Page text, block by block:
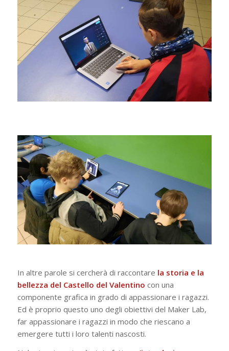
In altre parole si cercherà di raccontare la storia e la
bellezza del Castello del Valentino con una
componente grafica in grado di appassionare i ragazzi.
Ed è proprio questo uno degli obiettivi del Maker Lab,
far appassionare i ragazzi in modo che riescano a
emergere tutti i loro talenti nascosti.